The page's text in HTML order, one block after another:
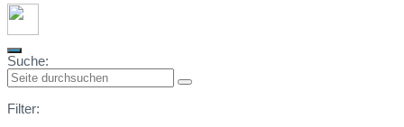
Suche:
Filter: